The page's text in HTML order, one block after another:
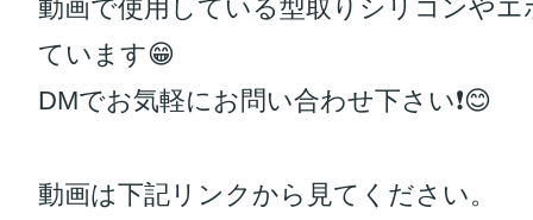
動画で使用している型取りシリコンや
ています😁
DMでお気軽にお問い合わせ下さい❗️😊
動画は下記リンクから見てください。